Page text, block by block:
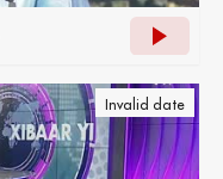
Invalid date